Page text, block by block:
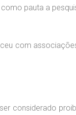
pauta a
com
considerado